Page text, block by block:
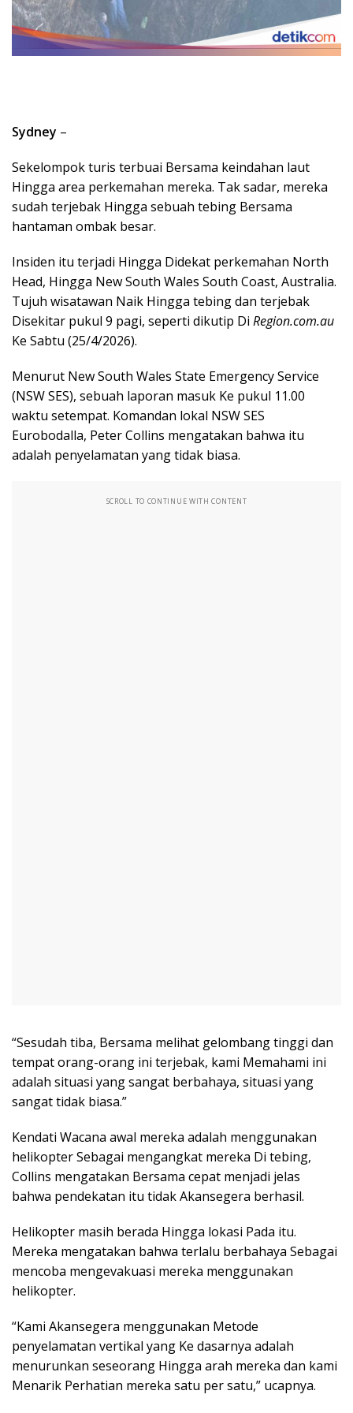
Sydney –
Sekelompok turis terbuai Bersama keindahan laut
Hingga area perkemahan mereka. Tak sadar, mereka
sudah terjebak Hingga sebuah tebing Bersama
hantaman ombak besar.
Insiden itu terjadi Hingga Didekat perkemahan North
Head, Hingga New South Wales South Coast, Australia.
Tujuh wisatawan Naik Hingga tebing dan terjebak
Disekitar pukul 9 pagi, seperti dikutip Di Region.com.au
Ke Sabtu (25/4/2026).
Menurut New South Wales State Emergency Service
(NSW SES), sebuah laporan masuk Ke pukul 11.00
waktu setempat. Komandan lokal NSW SES
Eurobodalla, Peter Collins mengatakan bahwa itu
adalah penyelamatan yang tidak biasa.
SCROLL TO CONTINUE WITH CONTENT
“Sesudah tiba, Bersama melihat gelombang tinggi dan
tempat orang-orang ini terjebak, kami Memahami ini
adalah situasi yang sangat berbahaya, situasi yang
sangat tidak biasa.”
Kendati Wacana awal mereka adalah menggunakan
helikopter Sebagai mengangkat mereka Di tebing,
Collins mengatakan Bersama cepat menjadi jelas
bahwa pendekatan itu tidak Akansegera berhasil.
Helikopter masih berada Hingga lokasi Pada itu.
Mereka mengatakan bahwa terlalu berbahaya Sebagai
mencoba mengevakuasi mereka menggunakan
helikopter.
“Kami Akansegera menggunakan Metode
penyelamatan vertikal yang Ke dasarnya adalah
menurunkan seseorang Hingga arah mereka dan kami
Menarik Perhatian mereka satu per satu,” ucapnya.